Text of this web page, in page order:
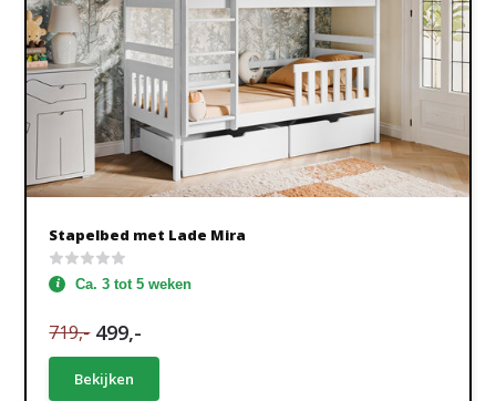
Stapelbed met Lade Mira
Ca. 3 tot 5 weken
719,- 499,-
Bekijken